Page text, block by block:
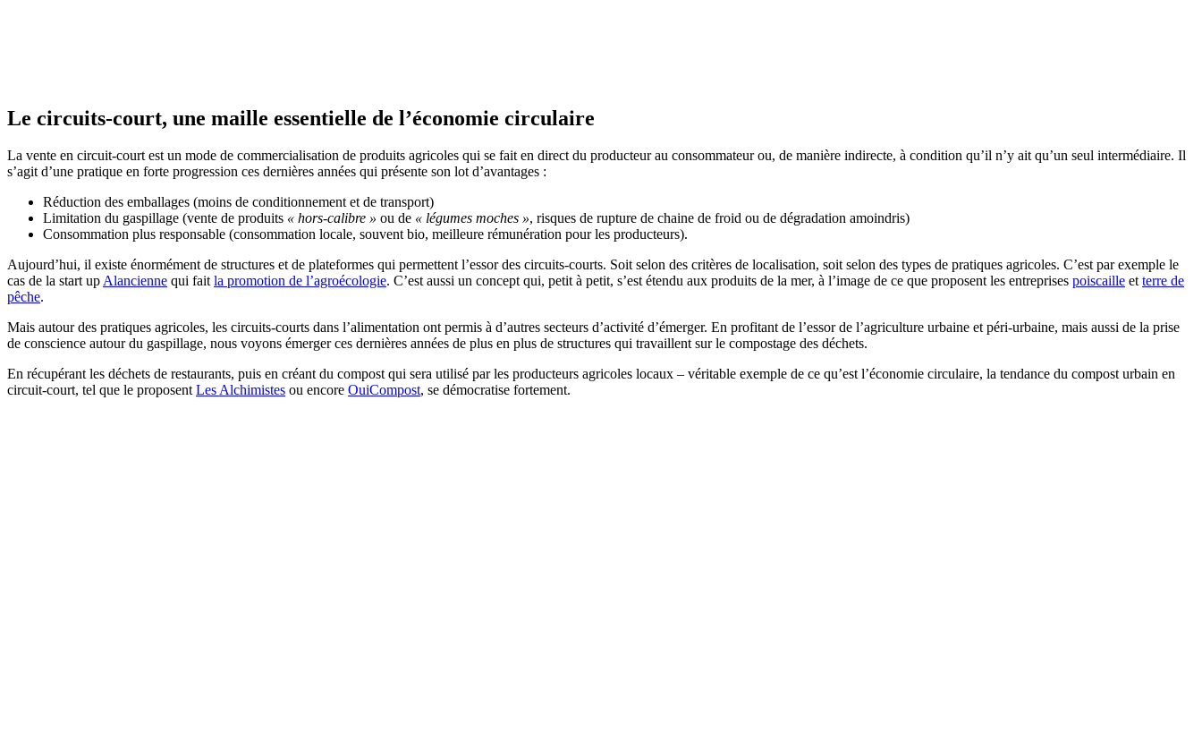
Le circuits-court, une maille essentielle de l’économie circulaire
La vente en circuit-court est un mode de commercialisation de produits agricoles qui se fait en direct du producteur au consommateur ou, de manière indirecte, à condition qu’il n’y ait qu’un seul intermédiaire. Il
s’agit d’une pratique en forte progression ces dernières années qui présente son lot d’avantages :
Réduction des emballages (moins de conditionnement et de transport)
Limitation du gaspillage (vente de produits « hors-calibre » ou de « légumes moches », risques de rupture de chaine de froid ou de dégradation amoindris)
Consommation plus responsable (consommation locale, souvent bio, meilleure rémunération pour les producteurs).
Aujourd’hui, il existe énormément de structures et de plateformes qui permettent l’essor des circuits-courts. Soit selon des critères de localisation, soit selon des types de pratiques agricoles. C’est par exemple le
cas de la start upAlancienne qui faitla promotion de l’agroécologie. C’est aussi un concept qui, petit à petit, s’est étendu aux produits de la mer, à l’image de ce que proposent les entreprises poiscaille etterre de
pêche.
Mais autour des pratiques agricoles, les circuits-courts dans l’alimentation ont permis à d’autres secteurs d’activité d’émerger. En profitant de l’essor de l’agriculture urbaine et péri-urbaine, mais aussi de la prise
de conscience autour du gaspillage, nous voyons émerger ces dernières années de plus en plus de structures qui travaillent sur le compostage des déchets.
En récupérant les déchets de restaurants, puis en créant du compost qui sera utilisé par les producteurs agricoles locaux – véritable exemple de ce qu’est l’économie circulaire, la tendance du compost urbain en
circuit-court, tel que le proposentLes Alchimistes ou encore OuiCompost, se démocratise fortement.